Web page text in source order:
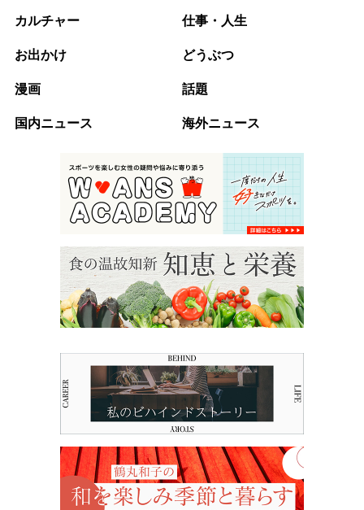
カルチャー 仕事・人生
お出かけ どうぶつ
漫画 話題
国内ニュース 海外ニュース